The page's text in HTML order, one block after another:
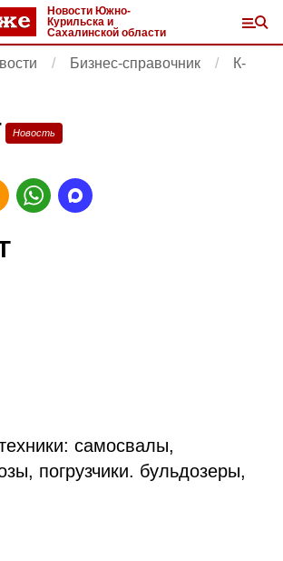
Новости Южно-
Курильска и
Сахалинской области
Бизнес-справочник
К-
Новость
самосвалы,
погрузчики. бульдозеры,